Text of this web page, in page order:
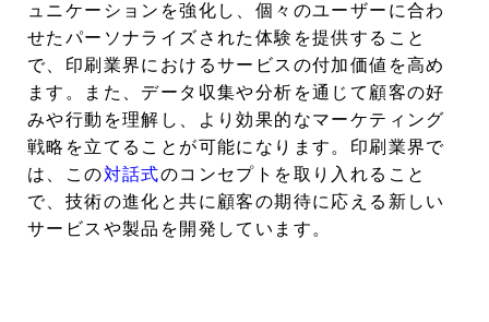
ュニケーションを強化し、個々のユーザーに合わ
せたパーソナライズされた体験を提供すること
で、印刷業界におけるサービスの付加価値を高め
ます。また、データ収集や分析を通じて顧客の好
みや行動を理解し、より効果的なマーケティング
戦略を立てることが可能になります。印刷業界で
は、この対話式のコンセプトを取り入れること
で、技術の進化と共に顧客の期待に応える新しい
サービスや製品を開発しています。